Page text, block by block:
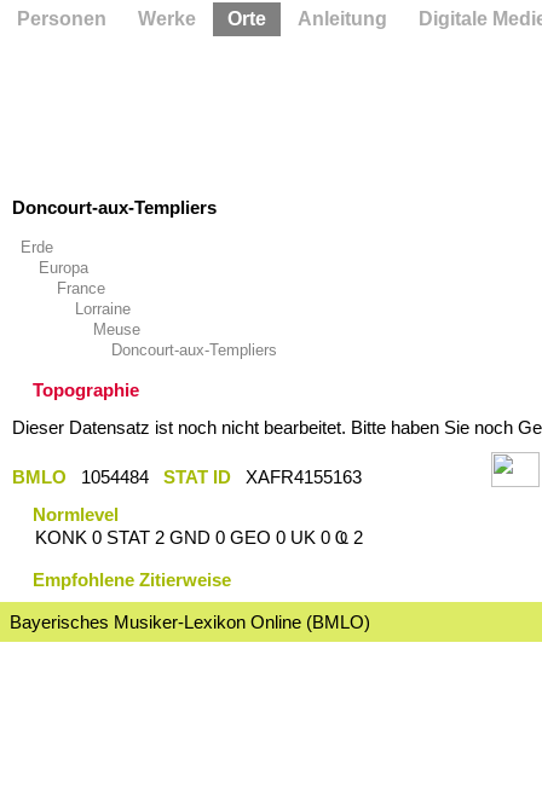
Doncourt-aux-Templiers
Erde
Europa
France
Lorraine
Meuse
Doncourt-aux-Templiers
Topographie
Dieser Datensatz ist noch nicht bearbeitet. Bitte haben Sie noch
BMLO 1054484 STAT ID
XAFR4155163
Normlevel
KONK 0 STAT 2 GND 0 GEO 0 UK 0 Ҩ 2
Empfohlene Zitierweise
Bayerisches Musiker-Lexikon Online (BMLO)
Personen Werke Orte Anleitung Digitale